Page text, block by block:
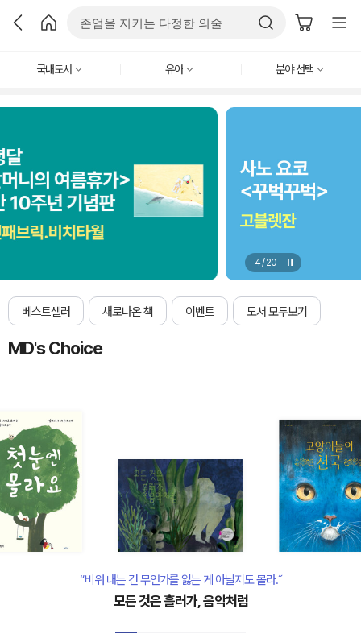
국내도서 유아 분야 선택
4/20
베스트셀러 새로나온 책 이벤트 도서 모두보기
MD's Choice
“비워 내는 건 무언가를 잃는 게 아닐지도 몰라.˝
모든 것은 흘러가, 음악처럼